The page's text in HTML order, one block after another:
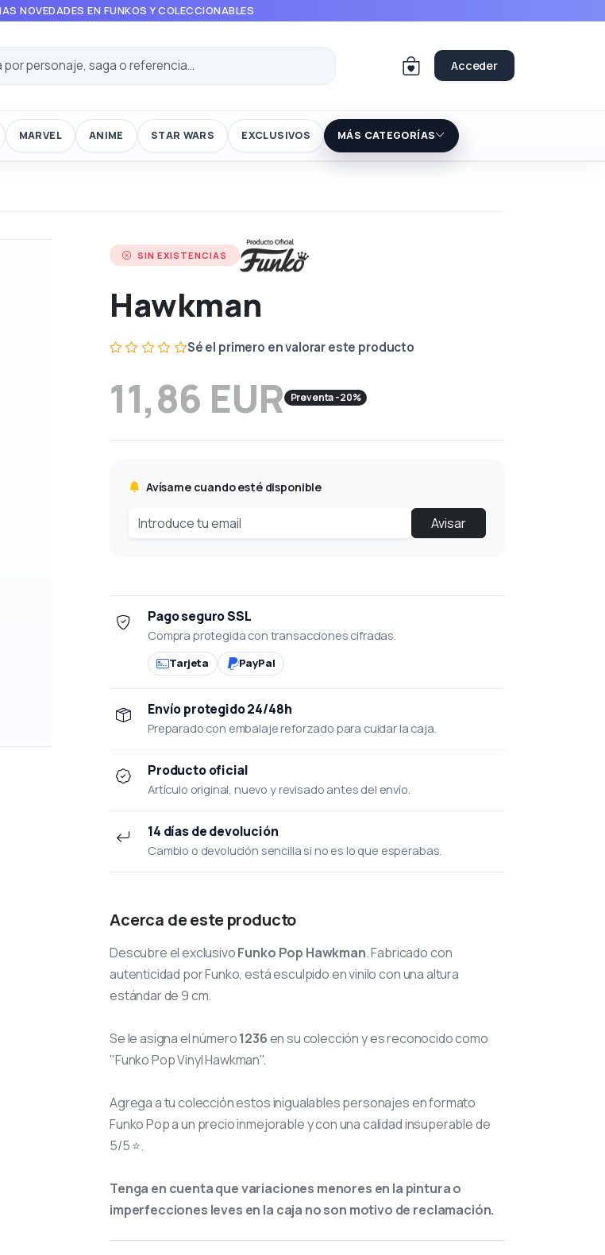
NOVEDADES EN FUNKOS Y COLECCIONABLES
Acceder
MARVEL ANIME STAR WARS EXCLUSIVOS MÁS CATEGORÍAS
SIN EXISTENCIAS
Hawkman
Sé el primero en valorar este producto
11,86 EUR Preventa -20%
Avísame cuando esté disponible
Avisar
Pago seguro SSL
Compra protegida con transacciones cifradas.
Tarjeta PayPal
Envío protegido 24/48h
Preparado con embalaje reforzado para cuidar la caja.
Producto oficial
Artículo original, nuevo y revisado antes del envío.
14 días de devolución
Cambio o devolución sencilla si no es lo que esperabas.
Acerca de este producto
Descubre el exclusivoFunko Pop Hawkman. Fabricado con
autenticidad por Funko, está esculpido en vinilo con una altura
estándar de 9 cm.
Se le asigna el número1236en su colección y es reconocido como
"Funko Pop Vinyl Hawkman".
Agrega a tu colección estos inigualables personajes en formato
Funko Pop a un precio inmejorable y con una calidad insuperable de
5/5 ⭐.
Tenga en cuenta que variaciones menores en la pintura o
imperfecciones leves en la caja no son motivo de reclamación.